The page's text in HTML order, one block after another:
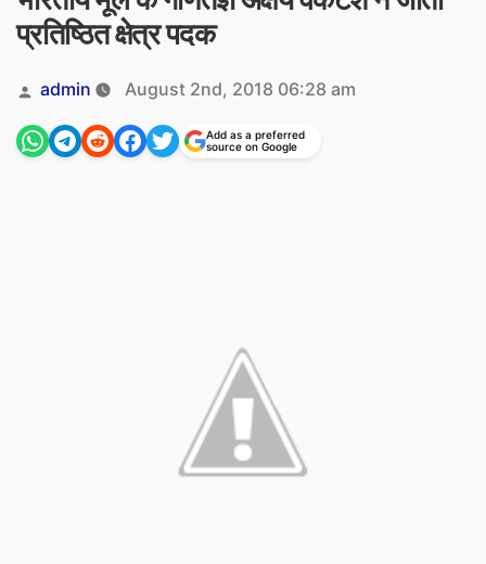
प्रतिष्ठित क्षेत्र पदक
Posted
by
admin August 2nd, 2018 06:28 am
Add as a preferred
source on Google